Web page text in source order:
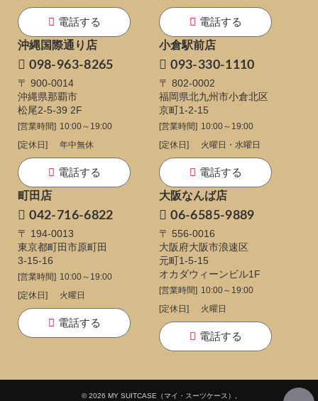
電話する
電話する
沖縄国際通り店
098-963-8265
〒 900-0014
沖縄県那覇市
松尾2-5-39 2F
[営業時間] 10:00～19:00
[定休日]
年中無休
電話する
小倉駅前店
093-330-1110
〒 802-0002
福岡県北九州市小倉北区
京町1-2-15
[営業時間] 10:00～19:00
[定休日]
火曜日・水曜日
電話する
町田店
042-716-6822
〒 194-0013
東京都町田市原町田
3-15-16
[営業時間] 10:00～19:00
[定休日]
火曜日
電話する
大阪なんば店
06-6585-9889
〒 556-0016
大阪府大阪市浪速区
元町1-5-15
オカダウィーンビル1F
[営業時間] 10:00～19:00
[定休日]
火曜日
電話する
© 2026 MY SUITCASE（マイ・スーツケース）,